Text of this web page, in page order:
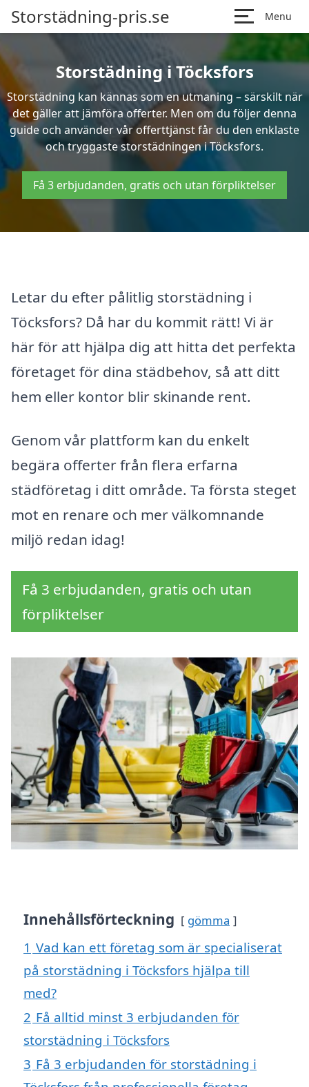
Storstädning-pris.se Menu
Storstädning i Töcksfors
Storstädning kan kännas som en utmaning – särskilt när
det gäller att jämföra offerter. Men om du följer denna
guide och använder vår offerttjänst får du den enklaste
och tryggaste storstädningen i Töcksfors.
Få 3 erbjudanden, gratis och utan förpliktelser
Letar du efter pålitlig storstädning i
Töcksfors? Då har du kommit rätt! Vi är
här för att hjälpa dig att hitta det perfekta
företaget för dina städbehov, så att ditt
hem eller kontor blir skinande rent.
Genom vår plattform kan du enkelt
begära offerter från flera erfarna
städföretag i ditt område. Ta första steget
mot en renare och mer välkomnande
miljö redan idag!
Få 3 erbjudanden, gratis och utan
förpliktelser
Innehållsförteckning gömma
1 Vad kan ett företag som är specialiserat
på storstädning i Töcksfors hjälpa till
med?
2 Få alltid minst 3 erbjudanden för
storstädning i Töcksfors
3 Få 3 erbjudanden för storstädning i